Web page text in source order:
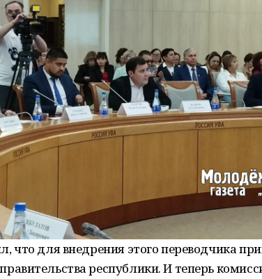
что для внедрения этого переводчика
республики. И теперь